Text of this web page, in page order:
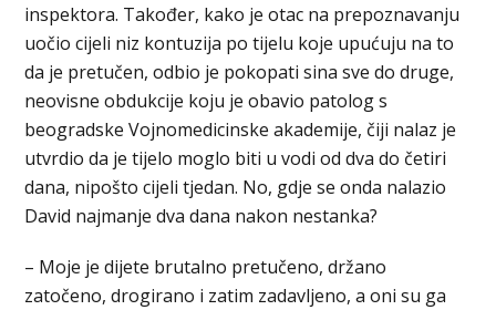
inspektora. Također, kako je otac na prepoznavanju
uočio cijeli niz kontuzija po tijelu koje upućuju na to
da je pretučen, odbio je pokopati sina sve do druge,
neovisne obdukcije koju je obavio patolog s
beogradske Vojnomedicinske akademije, čiji nalaz je
utvrdio da je tijelo moglo biti u vodi od dva do četiri
dana, nipošto cijeli tjedan. No, gdje se onda nalazio
David najmanje dva dana nakon nestanka?
– Moje je dijete brutalno pretučeno, držano
zatočeno, drogirano i zatim zadavljeno, a oni su ga